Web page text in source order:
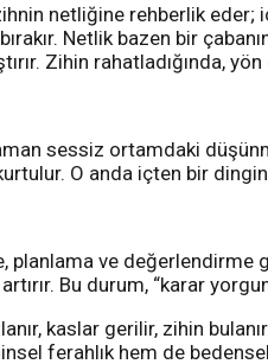
netliğine rehberlik
Netlik bazen bir
Zihin rahatladığında,
sessiz ortamdaki
O anda içten bir
ve değerlendirme
Bu durum, “karar
kaslar gerilir, zihin
ferahlık hem de